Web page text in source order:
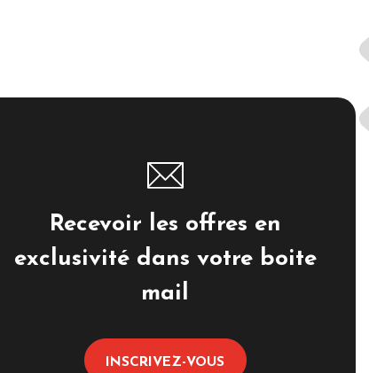
Recevoir les offres en
exclusivité dans votre boite
mail
INSCRIVEZ-VOUS